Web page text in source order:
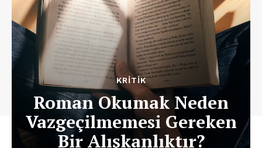
KRITIK
Roman Okumak Neden
Vazgeçilmemesi Gereken
Bir Alışkanlıktır?